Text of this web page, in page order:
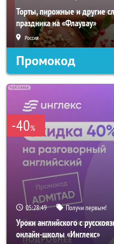
Торты, пирожные и другие
праздника на «Флаувау»
Россия
Промокод
-40%
05:28:46 Получи первым!
Уроки английского с
онлайн-школы «Инглекс»